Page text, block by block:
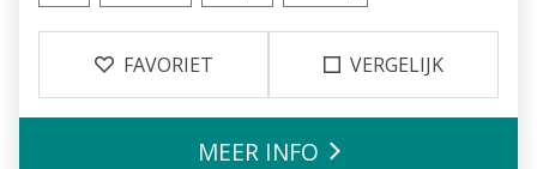
FAVORIET VERGELIJK
MEER INFO